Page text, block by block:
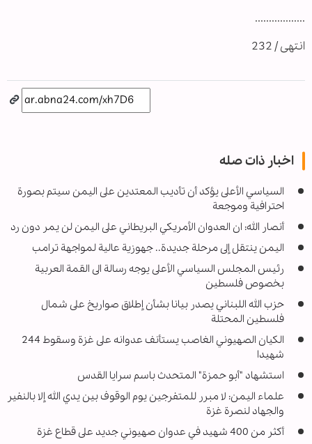
..................
انتهى / 232
اخبار ذات صله
السياسي الأعلى يؤكد أن تأديب المعتدين على اليمن سيتم بصورة
احترافية وموجعة
أنصار الله: ان العدوان الأمريكي البريطاني على اليمن لن يمر دون رد
اليمن ينتقل إلى مرحلة جديدة.. جهوزية عالية لمواجهة ترامب
رئيس المجلس السياسي الأعلى يوجه رسالة الى القمة العربية
بخصوص فلسطين
حزب الله اللبناني يصدر بيانا بشأن إطلاق صواريخ على شمال
فلسطين المحتلة
الكيان الصهيوني الغاصب يستأنف عدوانه على غزة وسقوط 244
شهيدا
استشهاد "أبو حمزة" المتحدث باسم سرايا القدس
علماء اليمن: لا مبرر للمتفرجين يوم الوقوف بين يدي الله إلا بالنفير
والجهاد لنصرة غزة
أكثر من 400 شهيد في عدوان صهيوني جديد على قطاع غزة